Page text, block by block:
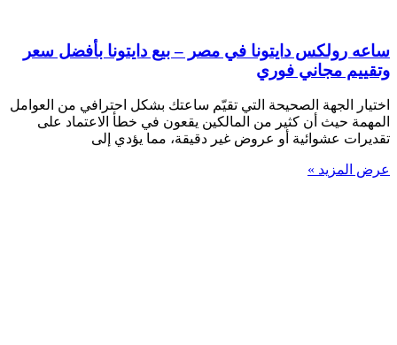
ساعه رولكس دايتونا في مصر – بيع دايتونا بأفضل سعر
وتقييم مجاني فوري
اختيار الجهة الصحيحة التي تقيّم ساعتك بشكل احترافي من العوامل
المهمة حيث أن كثير من المالكين يقعون في خطأ الاعتماد على
تقديرات عشوائية أو عروض غير دقيقة، مما يؤدي إلى
عرض المزيد »